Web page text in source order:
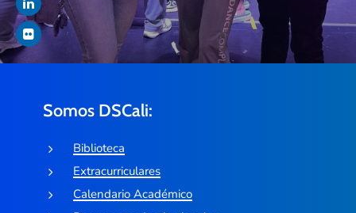
Somos DSCali:
Biblioteca
Extracurriculares
Calendario Académico